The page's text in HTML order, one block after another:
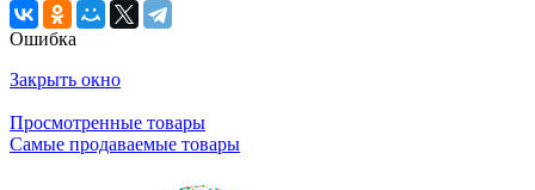
Ошибка
Закрыть окно
Просмотренные товары
Самые продаваемые товары